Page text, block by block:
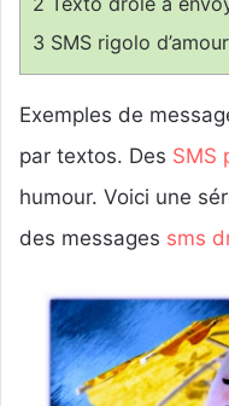
c
u
3 SMS rigolo d’amour
Exemples de
par textos. Des SMS
humour. Voici une
des messages sms